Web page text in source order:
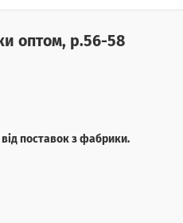
оптом, р.56-58
поставок з фабрики.